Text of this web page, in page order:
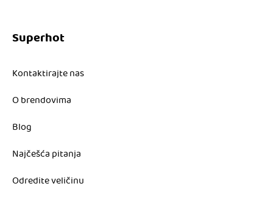
Superhot
Kontaktirajte nas
O brendovima
Blog
Najčešća pitanja
Odredite veličinu